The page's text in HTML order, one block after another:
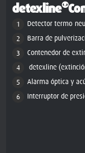
Detector termo-
Barra de
Contenedor de
detexline
Alarma óptica y
Interruptor de